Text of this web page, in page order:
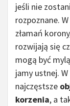
jeśli nie
rozpoznane.
złamań
rozwijają się
mogą być
jamy ustnej.
najczęstsze
korzenia, a